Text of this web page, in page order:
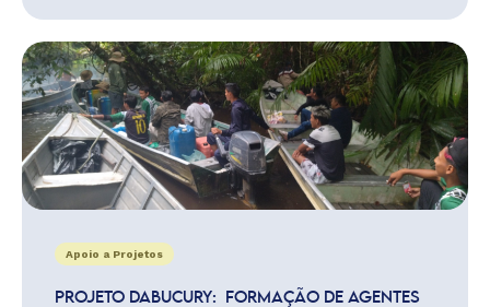
Apoio a Projetos
PROJETO DABUCURY: FORMAÇÃO DE AGENTES